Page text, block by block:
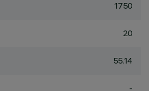
1750
20
55.14
-